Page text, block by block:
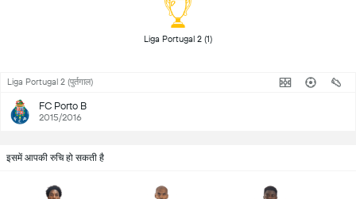
Liga Portugal 2 (पुर्तगाल)
FC Porto B
2015/2016
इसमें आपकी रुचि हो सकती है